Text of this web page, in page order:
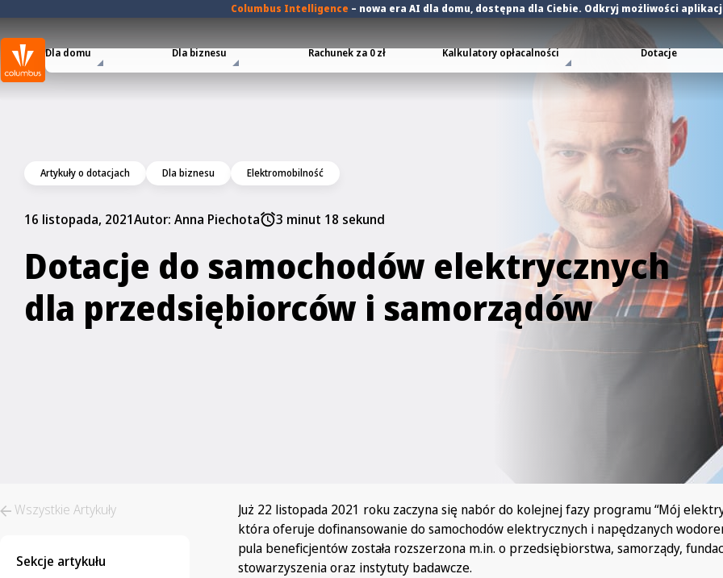
Columbus Intelligence – nowa era AI dla domu, dostępna dla Ciebie. Odkryj możliwości
Dla domu Dla biznesu Rachunek za 0 zł Kalkulatory opłacalności Dotacje
Artykuły o dotacjach Dla biznesu Elektromobilność
16 listopada, 2021Autor: Anna Piechota 3 minut 18 sekund
Dotacje do samochodów elektrycznych
dla przedsiębiorców i samorządów
Wszystkie Artykuły
Sekcje artykułu
Już 22 listopada 2021 roku zaczyna się nabór do kolejnej fazy programu “Mój
która oferuje dofinansowanie do samochodów elektrycznych i napędzanych
pula beneficjentów została rozszerzona m.in. o przedsiębiorstwa, samorządy,
stowarzyszenia oraz instytuty badawcze.